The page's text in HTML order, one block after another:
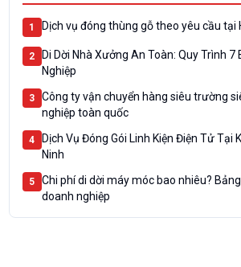
1 Dịch vụ đóng thùng gỗ theo yêu cầu tại
2
Di Dời Nhà Xưởng An Toàn: Quy Trình 7
Nghiệp
3
Công ty vận chuyển hàng siêu trường
nghiệp toàn quốc
4
Dịch Vụ Đóng Gói Linh Kiện Điện Tử Tại
Ninh
5
Chi phí di dời máy móc bao nhiêu?
doanh nghiệp